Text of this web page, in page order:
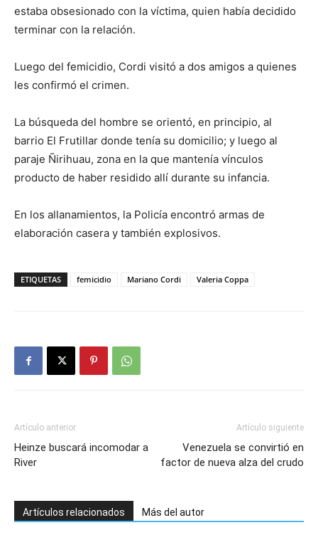
estaba obsesionado con la víctima, quien había decidido
terminar con la relación.
Luego del femicidio, Cordi visitó a dos amigos a quienes
les confirmó el crimen.
La búsqueda del hombre se orientó, en principio, al
barrio El Frutillar donde tenía su domicilio; y luego al
paraje Ñirihuau, zona en la que mantenía vínculos
producto de haber residido allí durante su infancia.
En los allanamientos, la Policía encontró armas de
elaboración casera y también explosivos.
ETIQUETAS femicidio Mariano Cordi Valeria Coppa
Artículo anterior
Heinze buscará incomodar a
River
Artículo siguiente
Venezuela se convirtió en
factor de nueva alza del crudo
Artículos relacionados Más del autor